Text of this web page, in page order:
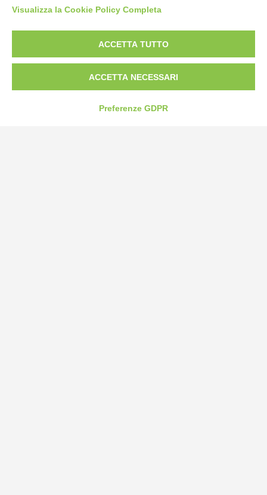
Visualizza la Cookie Policy Completa
ACCETTA TUTTO
ACCETTA NECESSARI
Preferenze GDPR